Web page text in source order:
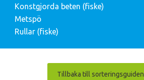
Konstgjorda beten (fiske)
Metspö
Rullar (fiske)
Tillbaka till sorteringsguiden